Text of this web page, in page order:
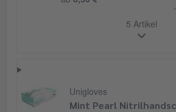
5 Artikel
Unigloves
Mint Pearl